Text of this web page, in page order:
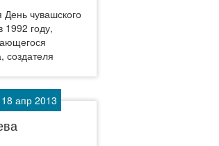
чувашского
1992 году,
создателя
18 апр 2013